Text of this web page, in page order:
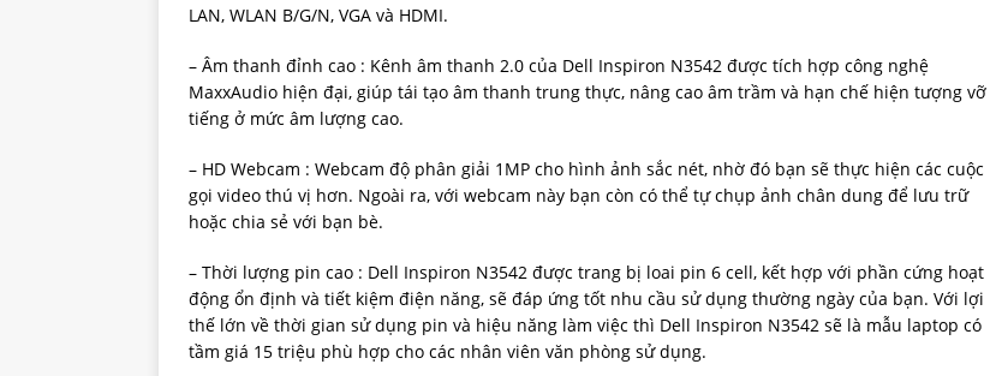
LAN, WLAN B/G/N, VGA và HDMI.
– Âm thanh đỉnh cao : Kênh âm thanh 2.0 của Dell Inspiron N3542 được tích hợp công nghệ
MaxxAudio hiện đại, giúp tái tạo âm thanh trung thực, nâng cao âm trầm và hạn chế hiện tượng vỡ
tiếng ở mức âm lượng cao.
– HD Webcam : Webcam độ phân giải 1MP cho hình ảnh sắc nét, nhờ đó bạn sẽ thực hiện các cuộc
gọi video thú vị hơn. Ngoài ra, với webcam này bạn còn có thể tự chụp ảnh chân dung để lưu trữ
hoặc chia sẻ với bạn bè.
– Thời lượng pin cao : Dell Inspiron N3542 được trang bị loai pin 6 cell, kết hợp với phần cứng hoạt
động ổn định và tiết kiệm điện năng, sẽ đáp ứng tốt nhu cầu sử dụng thường ngày của bạn. Với lợi
thế lớn về thời gian sử dụng pin và hiệu năng làm việc thì Dell Inspiron N3542 sẽ là mẫu laptop có
tầm giá 15 triệu phù hợp cho các nhân viên văn phòng sử dụng.